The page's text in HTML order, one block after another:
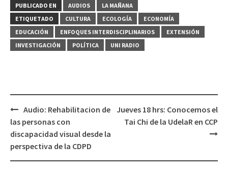
PUBLICADO EN AUDIOS
LA MAÑANA
ETIQUETADO
CULTURA ECOLOGÍA
ECONOMÍA
EDUCACIÓN
ENFOQUES INTERDISCIPLINARIOS
EXTENSIÓN
INVESTIGACIÓN
POLÍTICA UNI RADIO
Navegación
de
entradas
Audio: Rehabilitacion de
las personas con
discapacidad visual desde la
perspectiva de la CDPD
Jueves 18 hrs: Conocemos el
Tai Chi de la UdelaR en CCP